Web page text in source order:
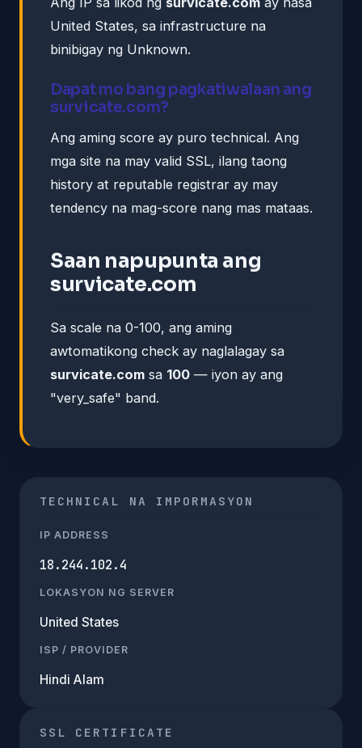
United States, sa infrastructure na
binibigay ng Unknown.
Dapat mo bang pagkatiwalaan ang
survicate.com?
Ang aming score ay puro technical. Ang
mga site na may valid SSL, ilang taong
history at reputable registrar ay may
tendency na mag-score nang mas mataas.
Saan napupunta ang
survicate.com
Sa scale na 0-100, ang aming
awtomatikong check ay naglalagay sa
survicate.com sa 100 — iyon ay ang
"very_safe" band.
TECHNICAL NA IMPORMASYON
IP ADDRESS
18.244.102.4
LOKASYON NG SERVER
United States
ISP / PROVIDER
Hindi Alam
SSL CERTIFICATE